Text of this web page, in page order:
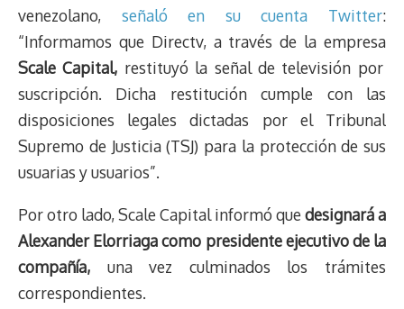
venezolano, señaló en su cuenta Twitter:
“Informamos que Directv, a través de la empresa
Scale Capital, restituyó la señal de televisión por
suscripción. Dicha restitución cumple con las
disposiciones legales dictadas por el Tribunal
Supremo de Justicia (TSJ) para la protección de sus
usuarias y usuarios”.
Por otro lado, Scale Capital informó quedesignará a
Alexander Elorriaga como presidente ejecutivo de la
compañía, una vez culminados los trámites
correspondientes.